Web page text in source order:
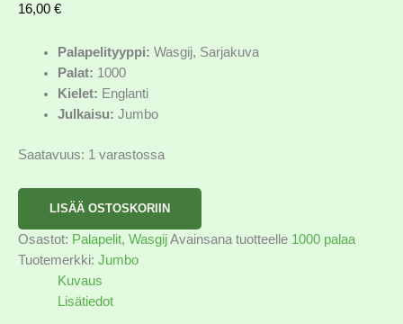
16,00 €
Palapelityyppi: Wasgij, Sarjakuva
Palat: 1000
Kielet: Englanti
Julkaisu: Jumbo
Saatavuus: 1 varastossa
LISÄÄ OSTOSKORIIN
Osastot: Palapelit, WasgijAvainsana tuotteelle 1000 palaa
Tuotemerkki: Jumbo
Kuvaus
Lisätiedot